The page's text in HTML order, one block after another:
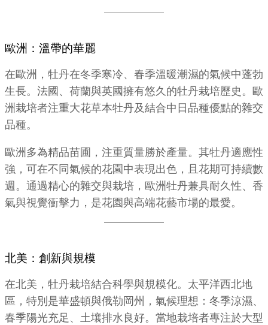
歐洲：溫帶的華麗
在歐洲，牡丹在冬季寒冷、春季溫暖潮濕的氣候中蓬勃
生長。法國、荷蘭與英國擁有悠久的牡丹栽培歷史。歐
洲栽培者注重大花草本牡丹及結合中日品種優點的雜交
品種。
歐洲多為精品苗圃，注重質量勝於產量。其牡丹適應性
強，可在不同氣候的花園中表現出色，且花期可持續數
週。通過精心的雜交與栽培，歐洲牡丹兼具耐久性、香
氣與視覺衝擊力，是花園與高端花藝市場的最愛。
北美：創新與規模
在北美，牡丹栽培結合科學與規模化。太平洋西北地
區，特別是華盛頓與俄勒岡州，氣候理想：冬季涼濕、
春季陽光充足、土壤排水良好。當地栽培者專注於大型